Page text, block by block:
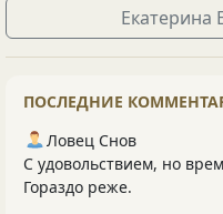
Екатерина
ПОСЛЕДНИЕ
Ловец Снов
С удовольствием, но
Гораздо реже.